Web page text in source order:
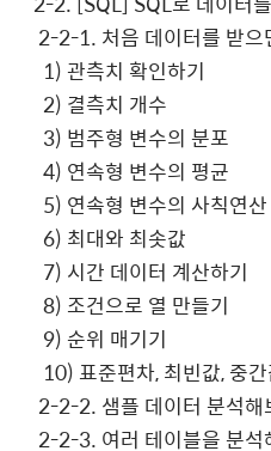
2-2-1. 처음 데이터를 받
1)관측치 확인하기
2) 결측치 개수
3) 범주형 변수의 분포
4) 연속형 변수의 평균
5) 연속형 변수의 사칙연산
6) 최대와 최솟값
7) 시간 데이터 계산하기
8) 조건으로 열 만들기
9)순위 매기기
10)표준편차,최빈값,중
2-2-2. 샘플 데이터 분석해
2-2-3. 여러 테이블을 분석